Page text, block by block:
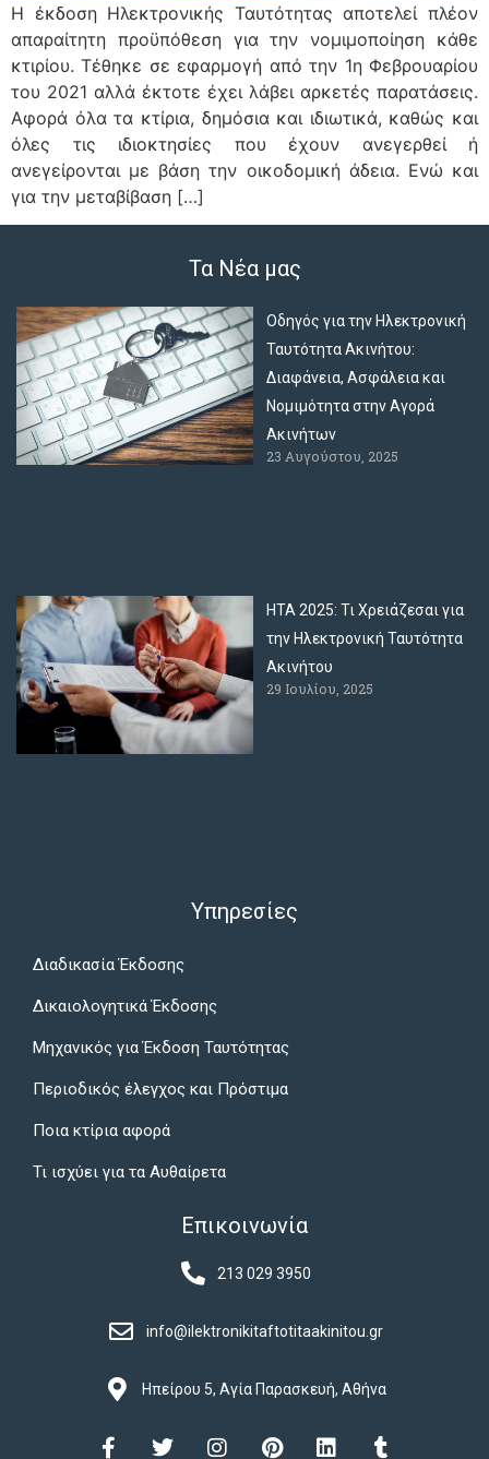
Η έκδοση Ηλεκτρονικής Ταυτότητας αποτελεί πλέον
απαραίτητη προϋπόθεση για την νομιμοποίηση κάθε
κτιρίου. Τέθηκε σε εφαρμογή από την 1η Φεβρουαρίου
του 2021 αλλά έκτοτε έχει λάβει αρκετές παρατάσεις.
Αφορά όλα τα κτίρια, δημόσια και ιδιωτικά, καθώς και
όλες τις ιδιοκτησίες που έχουν ανεγερθεί ή
ανεγείρονται με βάση την οικοδομική άδεια. Ενώ και
για την μεταβίβαση […]
Τα Νέα μας
Οδηγός για την Ηλεκτρονική
Ταυτότητα Ακινήτου:
Διαφάνεια, Ασφάλεια και
Νομιμότητα στην Αγορά
Ακινήτων
23 Αυγούστου, 2025
ΗΤΑ 2025: Τι Χρειάζεσαι για
την Ηλεκτρονική Ταυτότητα
Ακινήτου
29 Ιουλίου, 2025
Υπηρεσίες
Διαδικασία Έκδοσης
Δικαιολογητικά Έκδοσης
Μηχανικός για Έκδοση Ταυτότητας
Περιοδικός έλεγχος και Πρόστιμα
Ποια κτίρια αφορά
Τι ισχύει για τα Αυθαίρετα
Επικοινωνία
213 029 3950
info@ilektronikitaftotitaakinitou.gr
Ηπείρου 5, Αγία Παρασκευή, Αθήνα